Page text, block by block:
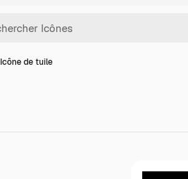
Icône de tuile